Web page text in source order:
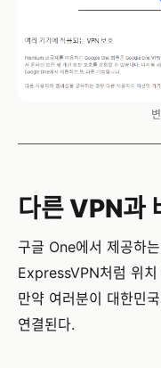
다른 VPN과
구글 One에서 제공하
ExpressVPN처럼 위치
만약 여러분이 대한민
연결된다.